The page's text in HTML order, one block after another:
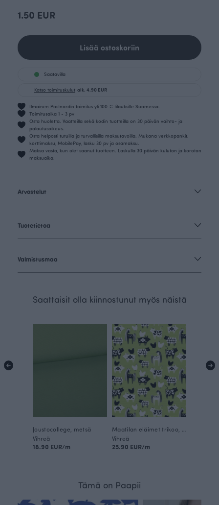
1.50 EUR
Lisää ostoskoriin
Saatavilla
Katso toimituskulut alk. 4.90 EUR
Ilmainen Postnordin toimitus yli 100 € tilauksille Suomessa.
Toimitusaika 1 - 3 pv
Osta huoletta. Vaatteilla sekä kodin tuotteilla on 30 päivän vaihto- ja
palautusoikeus.
Osta helposti tutuilla ja turvallisilla maksutavoilla. Mukana verkkopankit,
korttimaksu, MobilePay, lasku 30 pv ja osamaksu.
Maksa vasta, kun olet saanut tuotteen. Laskulla 30 päivän kuluton ja koroton
maksuaika.
Arvostelut
Tuotetietoa
Valmistusmaa
Saattaisit olla kiinnostunut myös näistä
Joustocollege, metsä
Vihreä
18.90 EUR/m
Vihreä
25.90 EUR/m
Tämä on Paapii